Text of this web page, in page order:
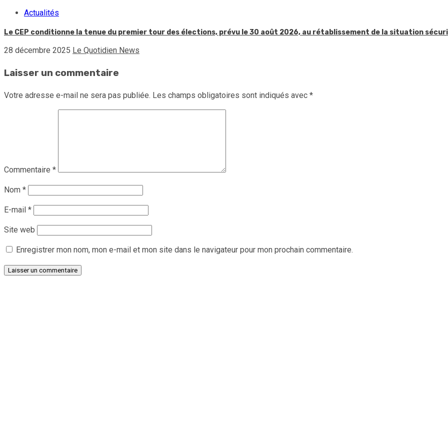
Actualités
Le CEP conditionne la tenue du premier tour des élections, prévu le 30 août 2026, au rétablissement de la situation
28 décembre 2025 Le Quotidien News
Laisser un commentaire
Votre adresse e-mail ne sera pas publiée. Les champs obligatoires sont indiqués avec *
Commentaire *
Nom *
E-mail *
Site web
Enregistrer mon nom, mon e-mail et mon site dans le navigateur pour mon prochain commentaire.